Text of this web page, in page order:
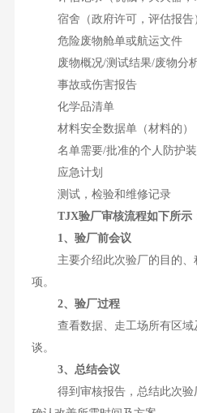
宿舍（政府许可，评估报告
危险废物舱单或航运文件
废物概况/测试结果/废物分
事故或伤害报告
化学品清单
材料安全数据单（材料的）
名单需要/批准的个人防护装
应急计划
测试，检验和维修记录
TJX验厂审核流程如下所示
1、验厂前会议
主要介绍此次验厂的目的、
项。
2、验厂过程
查看数据、走工场所有区域
谈。
3、总结会议
得到审核报告，总结此次验